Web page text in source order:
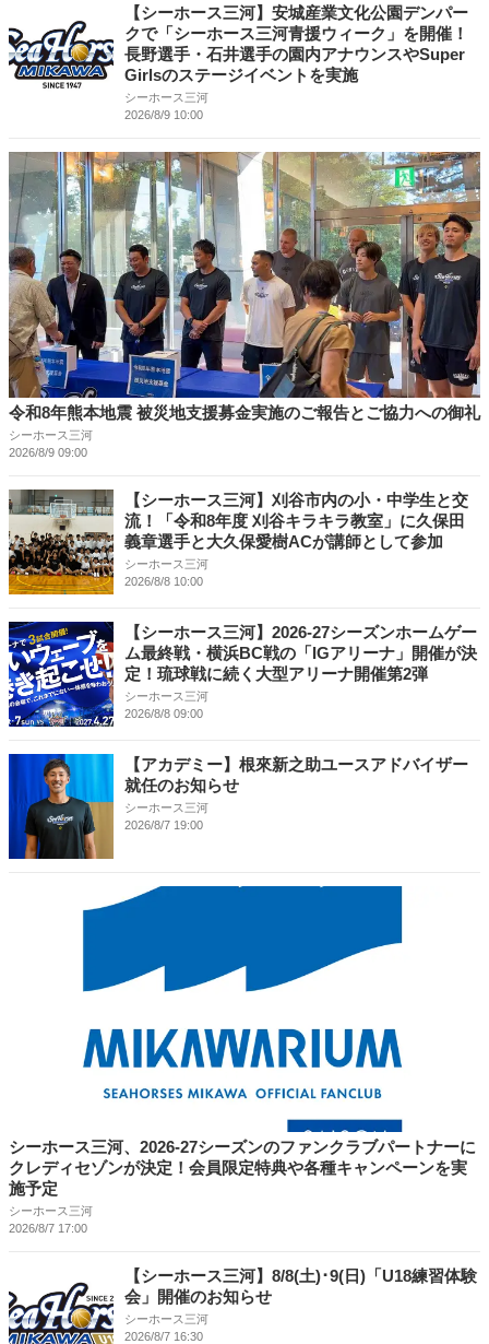
【シーホース三河】安城産業文化公園デンパー
クで「シーホース三河青援ウィーク」を開催！
長野選手・石井選手の園内アナウンスやSuper
Girlsのステージイベントを実施
シーホース三河
2026/8/9 10:00
令和8年熊本地震 被災地支援募金実施のご報告とご協力への御礼
シーホース三河
2026/8/9 09:00
【シーホース三河】刈谷市内の小・中学生と交
流！「令和8年度 刈谷キラキラ教室」に久保田
義章選手と大久保愛樹ACが講師として参加
シーホース三河
2026/8/8 10:00
【シーホース三河】2026-27シーズンホームゲー
ム最終戦・横浜BC戦の「IGアリーナ」開催が決
定！琉球戦に続く大型アリーナ開催第2弾
シーホース三河
2026/8/8 09:00
【アカデミー】根來新之助ユースアドバイザー
就任のお知らせ
シーホース三河
2026/8/7 19:00
シーホース三河、2026-27シーズンのファンクラブパートナーに
クレディセゾンが決定！会員限定特典や各種キャンペーンを実
施予定
シーホース三河
2026/8/7 17:00
【シーホース三河】8/8(土)･9(日)「U18練習体験
会」開催のお知らせ
シーホース三河
2026/8/7 16:30